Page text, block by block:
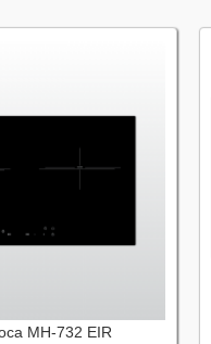
MH-732 EIR